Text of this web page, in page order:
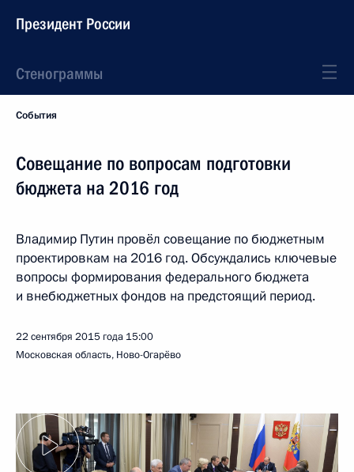
Президент России
Стенограммы
События
Совещание по вопросам подготовки
бюджета на 2016 год
Владимир Путин провёл совещание по бюджетным
проектировкам на 2016 год. Обсуждались ключевые
вопросы формирования федерального бюджета
и внебюджетных фондов на предстоящий период.
22 сентября 2015 года 15:00
Московская область, Ново-Огарёво